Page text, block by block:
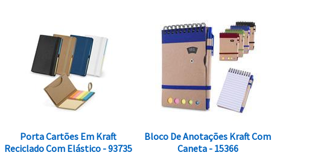
Porta Cartões Em Kraft
Reciclado Com Elástico - 93735
Bloco De Anotações Kraft Com
Caneta - 15366